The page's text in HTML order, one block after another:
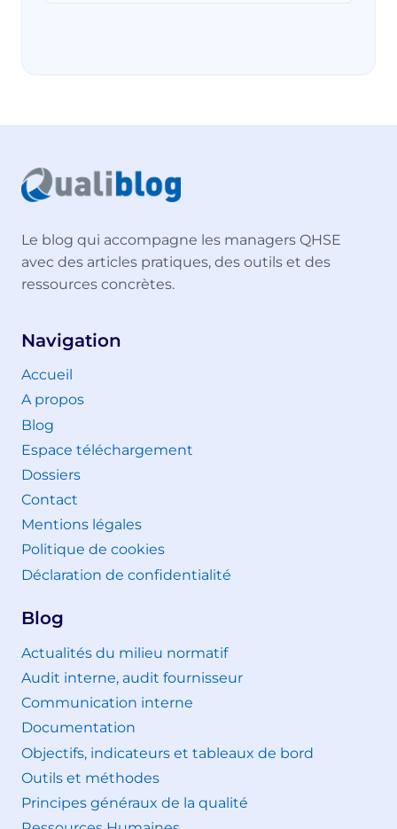
Le blog qui accompagne les managers QHSE
avec des articles pratiques, des outils et des
ressources concrètes.
Navigation
Accueil
A propos
Blog
Espace téléchargement
Dossiers
Contact
Mentions légales
Politique de cookies
Déclaration de confidentialité
Blog
Actualités du milieu normatif
Audit interne, audit fournisseur
Communication interne
Documentation
Objectifs, indicateurs et tableaux de bord
Outils et méthodes
Principes généraux de la qualité